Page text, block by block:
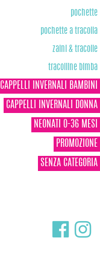
pochette
pochette a tracolla
zaini & tracolle
tracolline bimba
CAPPELLI INVERNALI BAMBINI
CAPPELLI INVERNALI DONNA
NEONATI 0-36 MESI
PROMOZIONE
SENZA CATEGORIA